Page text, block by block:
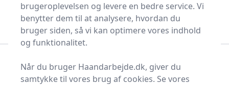
Start søgning
Start søgning
Forside Krea Håndarbejde
Garn og Stof
Garn og Tilbehør
Garnspinderi
brugeroplevelsen og levere en bedre service. Vi
benytter dem til at analysere, hvordan du
bruger siden, så vi kan optimere vores indhold
og funktionalitet.
Når du bruger Haandarbejde.dk, giver du
samtykke til vores brug af cookies. Se vores